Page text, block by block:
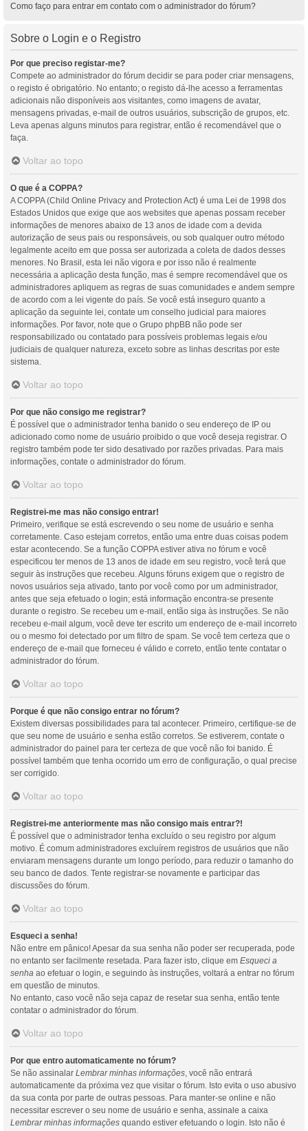
Como faço para entrar em contato com o administrador do fórum?
Sobre o Login e o Registro
Por que preciso registar-me?
Compete ao administrador do fórum decidir se para poder criar mensagens,
o registo é obrigatório. No entanto; o registo dá-lhe acesso a ferramentas
adicionais não disponíveis aos visitantes, como imagens de avatar,
mensagens privadas, e-mail de outros usuários, subscrição de grupos, etc.
Leva apenas alguns minutos para registrar, então é recomendável que o
faça.
Voltar ao topo
O que é a COPPA?
A COPPA (Child Online Privacy and Protection Act) é uma Lei de 1998 dos
Estados Unidos que exige que aos websites que apenas possam receber
informações de menores abaixo de 13 anos de idade com a devida
autorização de seus pais ou responsáveis, ou sob qualquer outro método
legalmente aceito em que possa ser autorizada a coleta de dados desses
menores. No Brasil, esta lei não vigora e por isso não é realmente
necessária a aplicação desta função, mas é sempre recomendável que os
administradores apliquem as regras de suas comunidades e andem sempre
de acordo com a lei vigente do país. Se você está inseguro quanto a
aplicação da seguinte lei, contate um conselho judicial para maiores
informações. Por favor, note que o Grupo phpBB não pode ser
responsabilizado ou contatado para possíveis problemas legais e/ou
judiciais de qualquer natureza, exceto sobre as linhas descritas por este
sistema.
Voltar ao topo
Por que não consigo me registrar?
É possível que o administrador tenha banido o seu endereço de IP ou
adicionado como nome de usuário proibido o que você deseja registrar. O
registro também pode ter sido desativado por razões privadas. Para mais
informações, contate o administrador do fórum.
Voltar ao topo
Registrei-me mas não consigo entrar!
Primeiro, verifique se está escrevendo o seu nome de usuário e senha
corretamente. Caso estejam corretos, então uma entre duas coisas podem
estar acontecendo. Se a função COPPA estiver ativa no fórum e você
especificou ter menos de 13 anos de idade em seu registro, você terá que
seguir às instruções que recebeu. Alguns fóruns exigem que o registro de
novos usuários seja ativado, tanto por você como por um administrador,
antes que seja efetuado o login; está informação encontra-se presente
durante o registro. Se recebeu um e-mail, então siga às instruções. Se não
recebeu e-mail algum, você deve ter escrito um endereço de e-mail incorreto
ou o mesmo foi detectado por um filtro de spam. Se você tem certeza que o
endereço de e-mail que forneceu é válido e correto, então tente contatar o
administrador do fórum.
Voltar ao topo
Porque é que não consigo entrar no fórum?
Existem diversas possibilidades para tal acontecer. Primeiro, certifique-se de
que seu nome de usuário e senha estão corretos. Se estiverem, contate o
administrador do painel para ter certeza de que você não foi banido. É
possível também que tenha ocorrido um erro de configuração, o qual precise
ser corrigido.
Voltar ao topo
Registrei-me anteriormente mas não consigo mais entrar?!
É possível que o administrador tenha excluído o seu registro por algum
motivo. É comum administradores excluírem registros de usuários que não
enviaram mensagens durante um longo período, para reduzir o tamanho do
seu banco de dados. Tente registrar-se novamente e participar das
discussões do fórum.
Voltar ao topo
Esqueci a senha!
Não entre em pânico! Apesar da sua senha não poder ser recuperada, pode
no entanto ser facilmente resetada. Para fazer isto, clique em Esqueci a
senha ao efetuar o login, e seguindo às instruções, voltará a entrar no fórum
em questão de minutos.
No entanto, caso você não seja capaz de resetar sua senha, então tente
contatar o administrador do fórum.
Voltar ao topo
Por que entro automaticamente no fórum?
Se não assinalar Lembrar minhas informações, você não entrará
automaticamente da próxima vez que visitar o fórum. Isto evita o uso abusivo
da sua conta por parte de outras pessoas. Para manter-se online e não
necessitar escrever o seu nome de usuário e senha, assinale a caixa
Lembrar minhas informações quando estiver efetuando o login. Isto não é